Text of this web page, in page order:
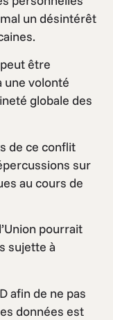
un désintérêt
être
une volonté
globale des
de ce conflit
sur
au cours de
pourrait
sujette à
afin de ne pas
données est